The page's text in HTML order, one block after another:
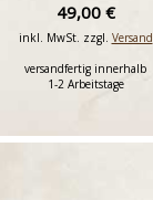
49,00 €
inkl. MwSt. zzgl. Versand
versandfertig innerhalb
1-2 Arbeitstage